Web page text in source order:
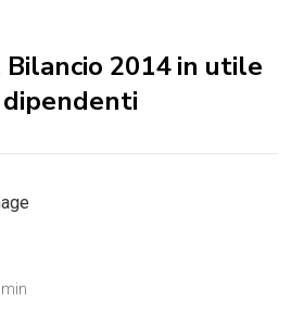
Bilancio 2014 in utile
dipendenti